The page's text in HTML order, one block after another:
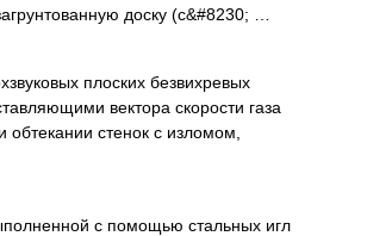
доску (с&#8230; …
плоских безвихревых
вектора скорости газа
стенок с изломом,
с помощью стальных игл